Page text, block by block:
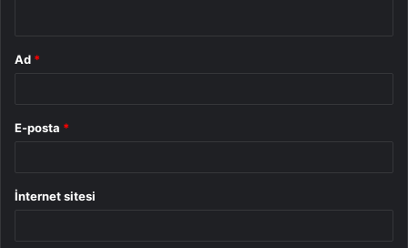
Ad *
E-posta *
İnternet sitesi